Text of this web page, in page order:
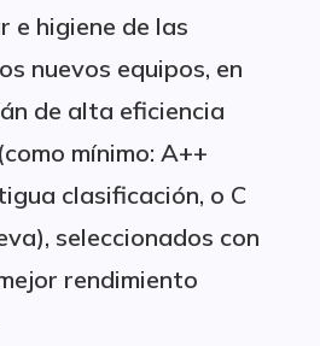
e higiene de las
nuevos equipos, en
de alta eficiencia
mínimo: A++
clasificación, o C
seleccionados con
rendimiento